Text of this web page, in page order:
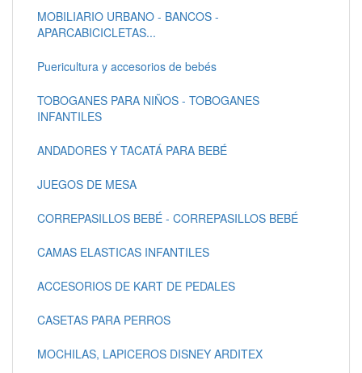
MOBILIARIO URBANO - BANCOS -
APARCABICICLETAS...
Puericultura y accesorios de bebés
TOBOGANES PARA NIÑOS - TOBOGANES
INFANTILES
ANDADORES Y TACATÁ PARA BEBÉ
JUEGOS DE MESA
CORREPASILLOS BEBÉ - CORREPASILLOS BEBÉ
CAMAS ELASTICAS INFANTILES
ACCESORIOS DE KART DE PEDALES
CASETAS PARA PERROS
MOCHILAS, LAPICEROS DISNEY ARDITEX